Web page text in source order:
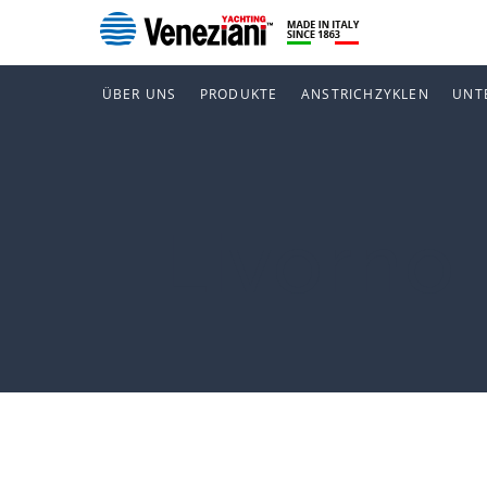
ÜBER UNS PRODUKTE ANSTRICHZYKLEN